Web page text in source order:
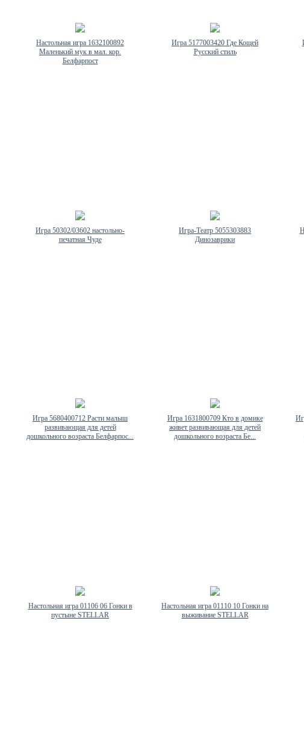
Настольная игра 1632100892
Маленький мук в мал. кор.
Белфарпост
Игра 5177003420 Где Кощей
Русский стиль
Игра 50302/03602 настольно-
печатная Чуде
Игра-Театр 5055303883
Динозаврики
Игра 5680400712 Расти малыш
развивающая для детей
дошкольного возраста Белфарпос...
Игра 1631800709 Кто в домике
живет развивающая для детей
дошкольного возраста Бе...
Настольная игра 01106 06 Гонки в
пустыне STELLAR
Настольная игра 01110 10 Гонки на
выживание STELLAR